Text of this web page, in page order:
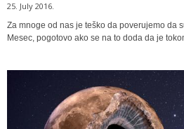
25. July 2016.
Za mnoge od nas je teško da poverujemo da
Mesec, pogotovo ako se na to doda da je